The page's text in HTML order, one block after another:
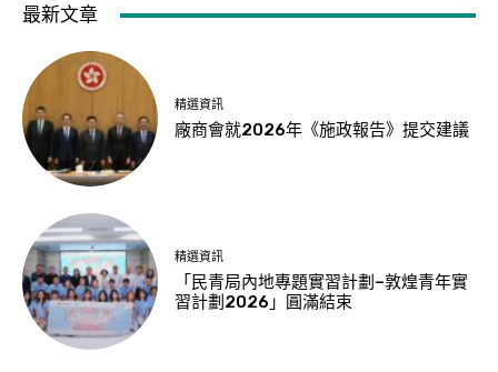
最新文章
精選資訊
廠商會就2026年《施政報告》提交建議
精選資訊
「民青局內地專題實習計劃–敦煌青年實
習計劃2026」圓滿結束